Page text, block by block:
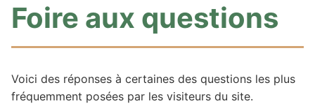
Foire aux questions
Voici des réponses à certaines des questions les plus
fréquemment posées par les visiteurs du site.